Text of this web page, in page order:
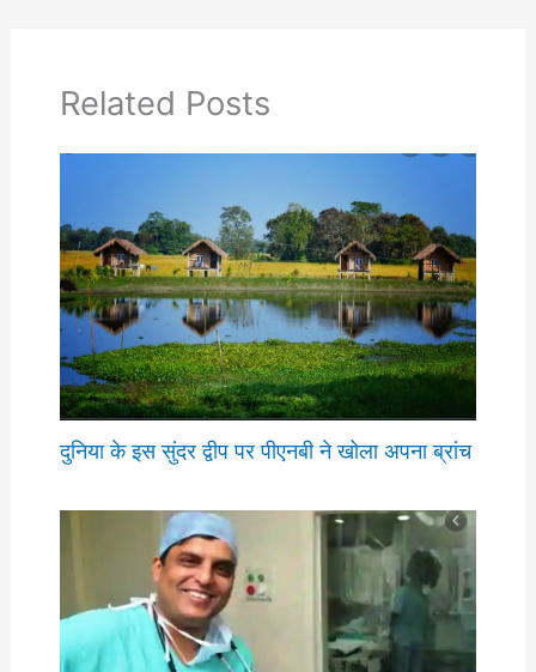
Related Posts
दुनिया के इस सुंदर द्वीप पर पीएनबी ने खोला अपना ब्रांच